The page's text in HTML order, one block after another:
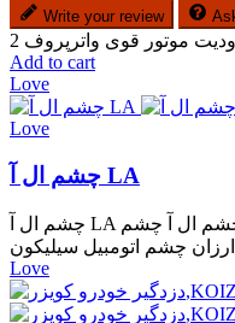
Write your review
Add to cart
Love
Love
چشم ال آ LA
چشم ال آ LA ارزانترین چشمی ماشین چشم ال آ چشم la چشم
Love